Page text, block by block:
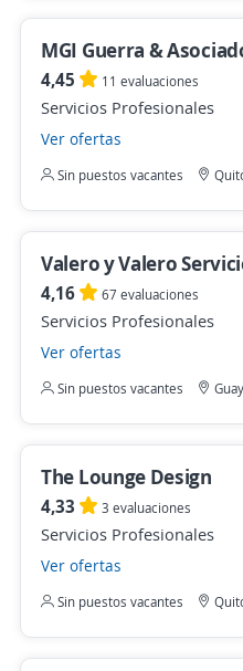
MGI Guerra &
4,45 11 evaluaciones
Servicios Profesionales
Ver ofertas
Sin puestos vacantes
Valero y Valero
4,16 67 evaluaciones
Servicios Profesionales
Ver ofertas
Sin puestos vacantes
The Lounge Design
4,33 3 evaluaciones
Servicios Profesionales
Ver ofertas
Sin puestos vacantes